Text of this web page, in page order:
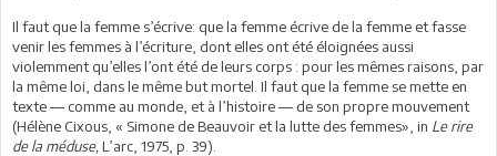
Il faut que la femme s’écrive: que la femme écrive de la femme et fasse
venir les femmes à l’écriture, dont elles ont été éloignées aussi
violemment qu’elles l’ont été de leurs corps : pour les mêmes raisons, par
la même loi, dans le même but mortel. Il faut que la femme se mette en
texte ― comme au monde, et à l’histoire ― de son propre mouvement
(Hélène Cixous, « Simone de Beauvoir et la lutte des femmes», in Le rire
de la méduse, L’arc, 1975, p. 39).